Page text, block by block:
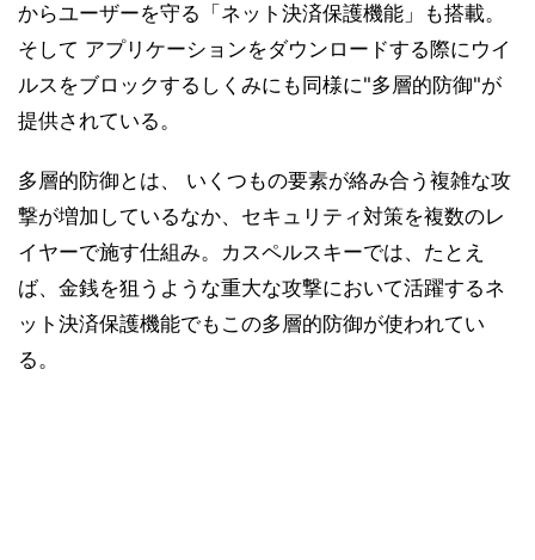
からユーザーを守る「ネット決済保護機能」も搭載。
そして アプリケーションをダウンロードする際にウイ
ルスをブロックするしくみにも同様に"多層的防御"が
提供されている。
多層的防御とは、 いくつもの要素が絡み合う複雑な攻
撃が増加しているなか、セキュリティ対策を複数のレ
イヤーで施す仕組み。カスペルスキーでは、たとえ
ば、金銭を狙うような重大な攻撃において活躍するネ
ット決済保護機能でもこの多層的防御が使われてい
る。